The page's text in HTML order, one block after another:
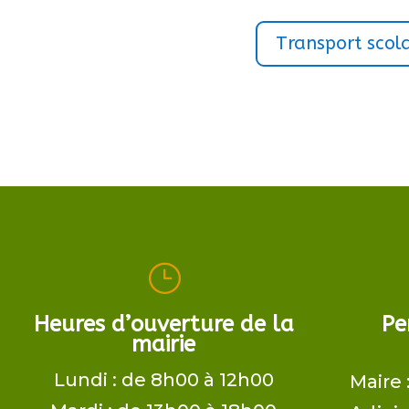
Transport
}
Heures d’ouverture de la
mairie
Lundi : de 8h00 à 12h00
Maire